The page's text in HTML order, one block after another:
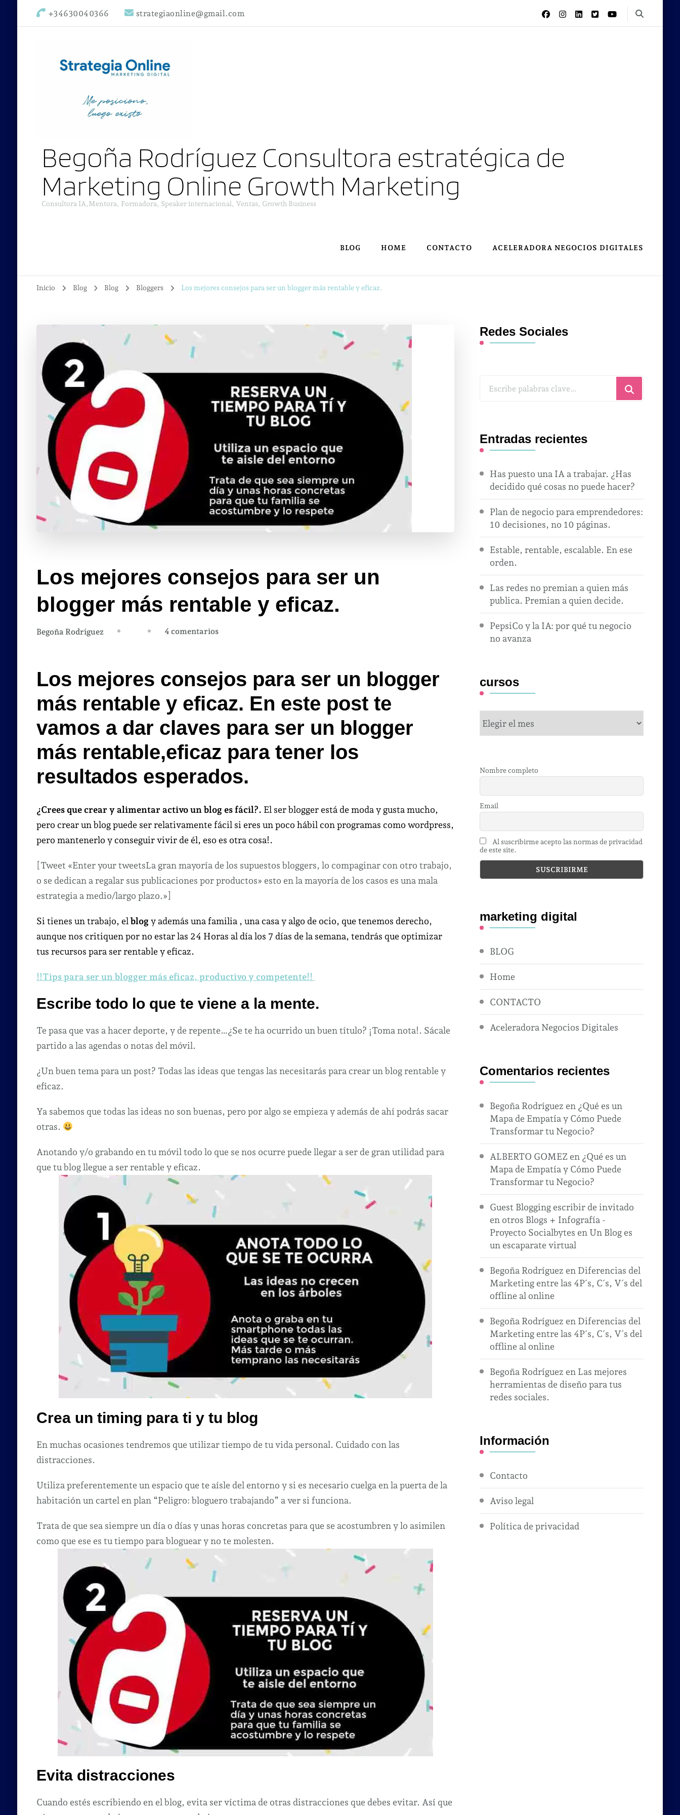
+34630040366 strategiaonline@gmail.com
Begoña Rodríguez Consultora estratégica de
Marketing Online Growth Marketing
Consultora IA,Mentora, Formadora, Speaker internacional, Ventas, Growth Business
BLOG HOME CONTACTO ACELERADORA NEGOCIOS DIGITALES
Inicio Blog Blog Bloggers Los mejores consejos para ser un blogger más rentable y eficaz.
Los mejores consejos para ser un
blogger más rentable y eficaz.
Begoña Rodríguez 4 comentariosen
consejos
para
ser
un
blogger
más
rentable
y
eficaz.
Los mejores consejos para ser un blogger
más rentable y eficaz. En este post te
vamos a dar claves para ser un blogger
más rentable,eficaz para tener los
resultados esperados.
¿Crees que crear y alimentar activo un blog es fácil?. El ser blogger está de moda y gusta mucho,
pero crear un blog puede ser relativamente fácil si eres un poco hábil con programas como wordpress,
pero mantenerlo y conseguir vivir de él, eso es otra cosa!.
[Tweet «Enter your tweetsLa gran mayoría de los supuestos bloggers, lo compaginar con otro trabajo,
o se dedican a regalar sus publicaciones por productos» esto en la mayoría de los casos es una mala
estrategia a medio/largo plazo.»]
Si tienes un trabajo, elblog y además una familia , una casa y algo de ocio, que tenemos derecho,
aunque nos critiquen por no estar las 24 Horas al día los 7 días de la semana, tendrás que optimizar
tus recursos para ser rentable y eficaz.
!!Tips para ser un blogger más eficaz, productivo y competente!!
Escribe todo lo que te viene a la mente.
Te pasa que vas a hacer deporte, y de repente…¿Se te ha ocurrido un buen título? ¡Toma nota!. Sácale
partido a las agendas o notas del móvil.
¿Un buen tema para un post? Todas las ideas que tengas las necesitarás para crear un blog rentable y
eficaz.
Ya sabemos que todas las ideas no son buenas, pero por algo se empieza y además de ahí podrás sacar
otras.
Anotando y/o grabando en tu móvil todo lo que se nos ocurre puede llegar a ser de gran utilidad para
que tu blog llegue a ser rentable y eficaz.
Crea un timing para ti y tu blog
En muchas ocasiones tendremos que utilizar tiempo de tu vida personal. Cuidado con las
distracciones.
Utiliza preferentemente un espacio que te aísle del entorno y si es necesario cuelga en la puerta de la
habitación un cartel en plan “Peligro: bloguero trabajando” a ver si funciona.
Trata de que sea siempre un día o días y unas horas concretas para que se acostumbren y lo asimilen
como que ese es tu tiempo para bloguear y no te molesten.
Evita distracciones
Cuando estés escribiendo en el blog, evita ser víctima de otras distracciones que debes evitar. Así que
Redes Sociales
¿Buscas
Entradas recientes
Has puesto una IA a trabajar. ¿Has
decidido qué cosas no puede hacer?
Plan de negocio para emprendedores:
10 decisiones, no 10 páginas.
Estable, rentable, escalable. En ese
orden.
Las redes no premian a quien más
publica. Premian a quien decide.
PepsiCo y la IA: por qué tu negocio
no avanza
cursos
cursos
Nombre completo
Email
Al suscribirme acepto las normas de privacidad
de este site.
marketing digital
BLOG
Home
CONTACTO
Aceleradora Negocios Digitales
Comentarios recientes
Begoña Rodríguez en ¿Qué es un
Mapa de Empatía y Cómo Puede
Transformar tu Negocio?
ALBERTO GOMEZ en ¿Qué es un
Mapa de Empatía y Cómo Puede
Transformar tu Negocio?
Guest Blogging escribir de invitado
en otros Blogs + Infografía -
Proyecto Socialbytes en Un Blog es
un escaparate virtual
Begoña Rodríguez en Diferencias del
Marketing entre las 4P´s, C´s, V´s del
offline al online
Begoña Rodríguez en Diferencias del
Marketing entre las 4P´s, C´s, V´s del
offline al online
Begoña Rodríguez en Las mejores
herramientas de diseño para tus
redes sociales.
Información
Contacto
Aviso legal
Política de privacidad